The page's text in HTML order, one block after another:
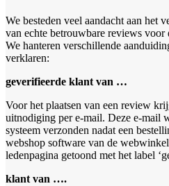
We besteden veel aandacht aan het
van echte betrouwbare reviews
We hanteren verschillende
verklaren:
geverifieerde klant van …
Voor het plaatsen van een review
uitnodiging per e-mail. Deze e-mail
systeem verzonden nadat een
webshop software van de
ledenpagina getoond met het label
klant van ….